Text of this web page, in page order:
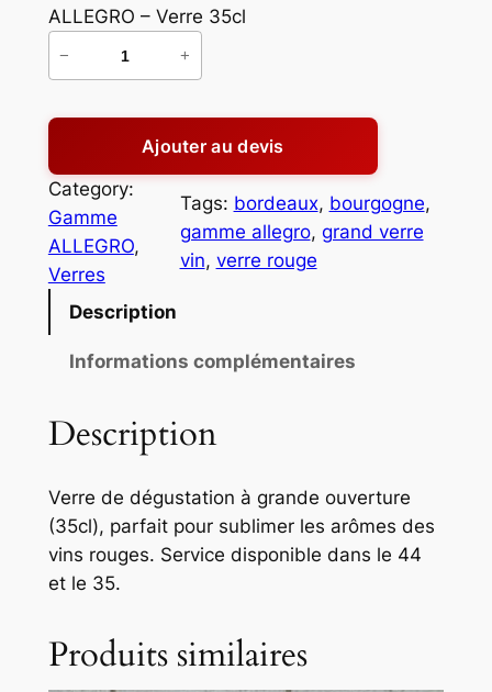
ALLEGRO – Verre 35cl
a
t
i
t
é
r
3
5
c
l
L
o
− +
Ajouter au devis
Category:
Gamme
ALLEGRO
Verres
Tags: bordeaux, bourgogne
gamme allegro, grand verre
vin, verre rouge
Description
Informations complémentaires
Description
Verre de dégustation à grande ouverture
(35cl), parfait pour sublimer les arômes des
vins rouges. Service disponible dans le 44
et le 35.
Produits similaires